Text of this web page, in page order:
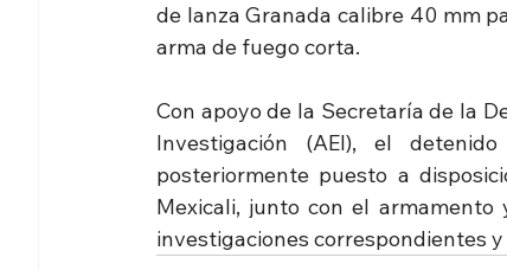
de lanza Granada calibre 40 mm
arma de fuego corta.
Con apoyo de la Secretaría de la
Investigación (AEI), el
posteriormente puesto a
Mexicali, junto con el
investigaciones correspondientes